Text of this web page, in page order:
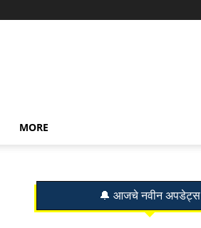
MORE
🔔 आजचे नवीन अपडेट्स